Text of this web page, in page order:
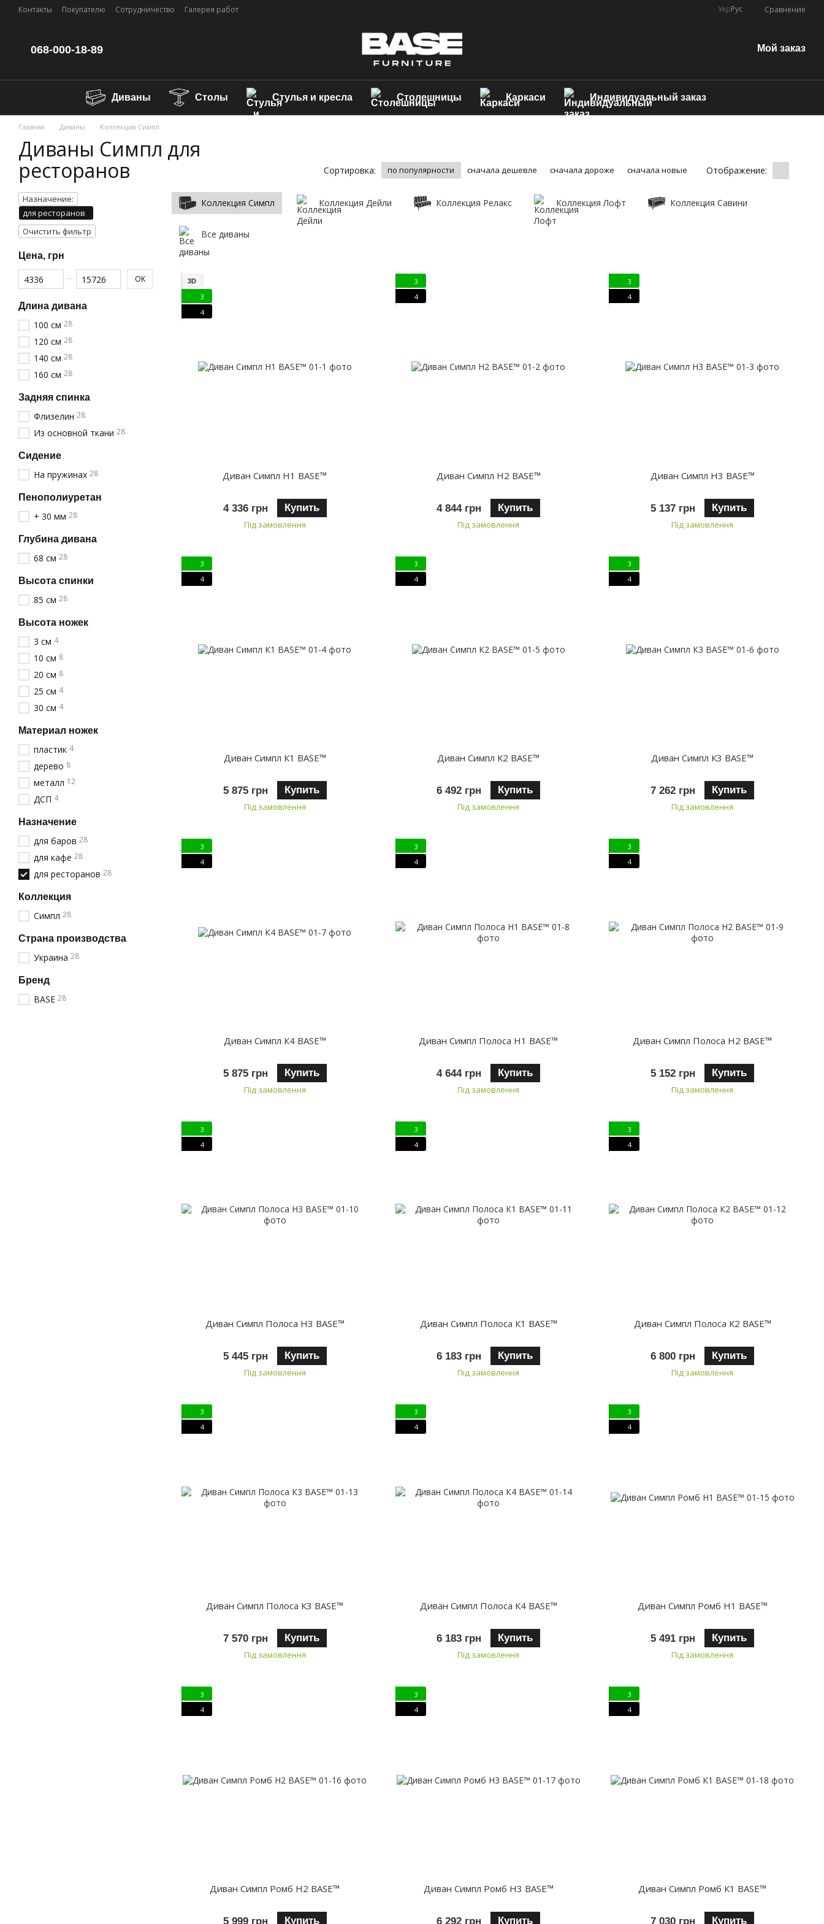
Перейти к основному контенту
Контакты Покупателю Сотрудничество Галерея работ УкрРус Сравнение
068-000-18-89 Мой заказ
Диваны Столы Стулья и кресла Столешницы Каркаси Индивидуальный заказ
Главная Диваны Коллекция Симпл
Диваны Симпл для
ресторанов
Сортировка: по популярности сначала дешевле сначала дороже сначала новые Отображение:
Коллекция Симпл Коллекция Дейли Коллекция Релакс Коллекция Лофт Коллекция Савини
Все диваны
3D
3
4
Диван Симпл H1 BASE™
4 336 грн Купить
Під замовлення
3
4
Диван Симпл H2 BASE™
4 844 грн Купить
Під замовлення
3
4
Диван Симпл H3 BASE™
5 137 грн Купить
Під замовлення
3
4
Диван Симпл К1 BASE™
5 875 грн Купить
Під замовлення
3
4
Диван Симпл К2 BASE™
6 492 грн Купить
Під замовлення
3
4
Диван Симпл К3 BASE™
7 262 грн Купить
Під замовлення
3
4
Диван Симпл К4 BASE™
5 875 грн Купить
Під замовлення
3
4
Диван Симпл Полоса H1 BASE™
4 644 грн Купить
Під замовлення
3
4
Диван Симпл Полоса H2 BASE™
5 152 грн Купить
Під замовлення
3
4
Диван Симпл Полоса H3 BASE™
5 445 грн Купить
Під замовлення
3
4
Диван Симпл Полоса К1 BASE™
6 183 грн Купить
Під замовлення
3
4
Диван Симпл Полоса К2 BASE™
6 800 грн Купить
Під замовлення
3
4
Диван Симпл Полоса К3 BASE™
7 570 грн Купить
Під замовлення
3
4
Диван Симпл Полоса К4 BASE™
6 183 грн Купить
Під замовлення
3
4
Диван Симпл Ромб H1 BASE™
5 491 грн Купить
Під замовлення
3
4
Диван Симпл Ромб H2 BASE™
5 999 грн Купить
3
4
Диван Симпл Ромб H3 BASE™
6 292 грн Купить
3
4
Диван Симпл Ромб К1 BASE™
7 030 грн Купить
Назначение:
для ресторанов
Очистить фильтр
Цена, грн
От Цена, грн
До Цена, грн OK
Длина дивана
100 см 28
120 см 28
140 см 28
160 см 28
Задняя спинка
Флизелин 28
Из основной ткани 28
Сидение
На пружинах 28
Пенополиуретан
+ 30 мм 28
Глубина дивана
68 см 28
Высота спинки
85 см 28
Высота ножек
3 см 4
10 см 8
20 см 8
25 см 4
30 см 4
Материал ножек
пластик 4
дерево 8
металл 12
ДСП 4
Назначение
для баров 28
для кафе 28
для ресторанов 28
Коллекция
Симпл 28
Страна производства
Украина 28
Бренд
BASE 28